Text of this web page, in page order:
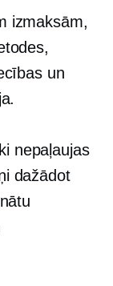
izmaksām,
un
nepaļaujas
dažādot